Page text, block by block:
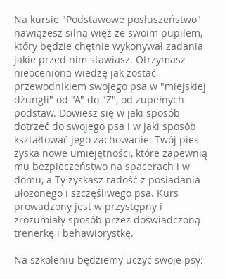
Na kursie "Podstawowe posłuszeństwo"
nawiążesz silną więź ze swoim pupilem,
który będzie chętnie wykonywał zadania
jakie przed nim stawiasz. Otrzymasz
nieocenioną wiedzę jak zostać
przewodnikiem swojego psa w "miejskiej
dżungli" od "A" do "Z", od zupełnych
podstaw. Dowiesz się w jaki sposób
dotrzeć do swojego psa i w jaki sposób
kształtować jego zachowanie. Twój pies
zyska nowe umiejętności, które zapewnią
mu bezpieczeństwo na spacerach i w
domu, a Ty zyskasz radość z posiadania
ułożonego i szczęśliwego psa. Kurs
prowadzony jest w przystępny i
zrozumiały sposób przez doświadczoną
trenerkę i behawiorystkę.
Na szkoleniu będziemy uczyć swoje psy: